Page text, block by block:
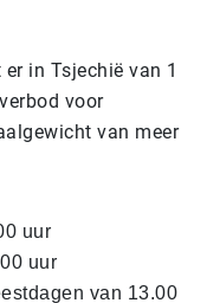
in Tsjechië van 1
voor
van meer
uur
uur
van 13.00